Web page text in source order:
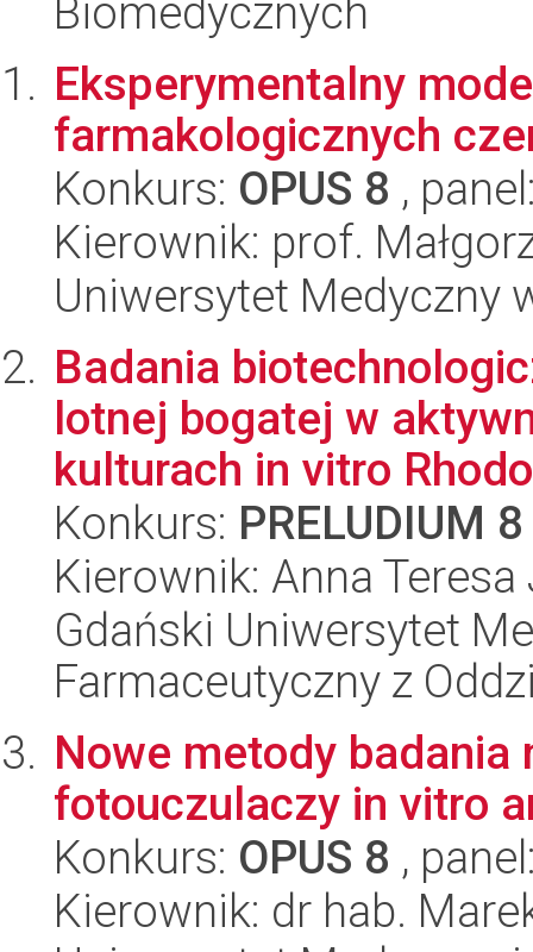
Biomedycznych
Eksperymentalny
farmakologicznych
Konkurs: OPUS 8 ,
Kierownik: prof.
Uniwersytet Medyczny
Badania
lotnej bogatej w
kulturach in vitro
Konkurs: PRELUDIUM 8
Kierownik: Anna
Gdański Uniwersytet
Farmaceutyczny z
Nowe metody badania
fotouczulaczy in vitro
Konkurs: OPUS 8 ,
Kierownik: dr hab.